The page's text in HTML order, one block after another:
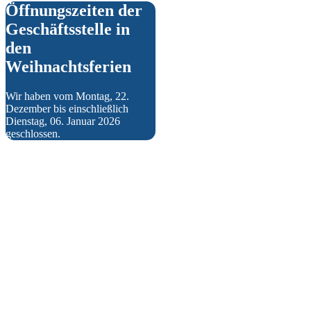
Fußball
Öffnungszeiten der
Geschäftsstelle in
den
Weihnachtsferien
Wir haben vom Montag, 22.
Dezember bis einschließlich
Dienstag, 06. Januar 2026
geschlossen.